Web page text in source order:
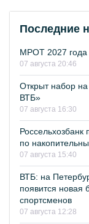
Последние
МРОТ 2027 года
07 августа 20:46
Открыт набор
ВТБ»
07 августа 16:30
по
07 августа 15:40
ВТБ: на
появится новая
спортсменов
07 августа 12:28